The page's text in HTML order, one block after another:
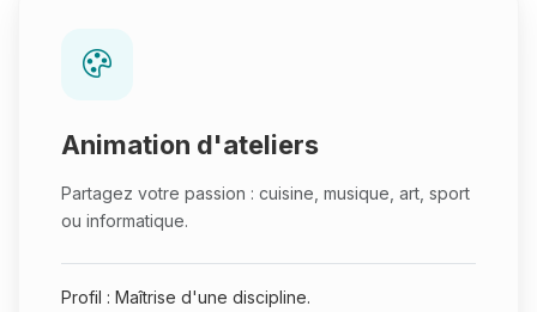
Animation d'ateliers
Partagez votre passion : cuisine, musique, art, sport
ou informatique.
Profil : Maîtrise d'une discipline.